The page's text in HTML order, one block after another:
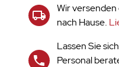
Wir
nach Hause.
Lassen Sie
Personal